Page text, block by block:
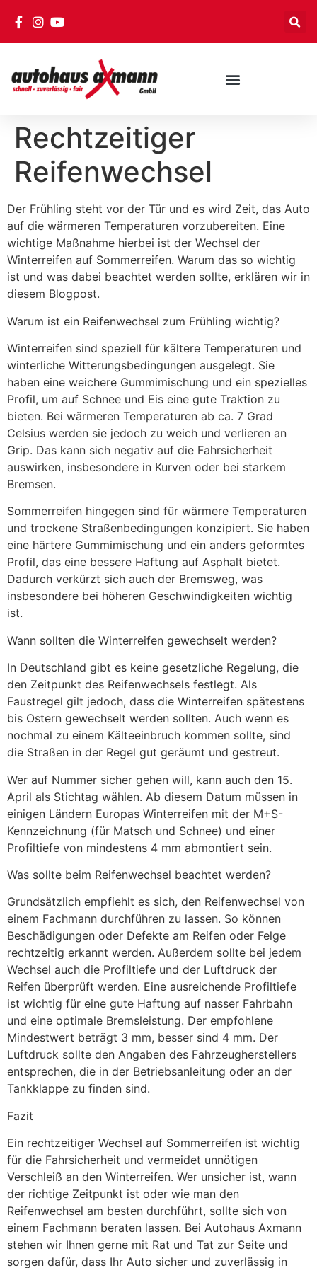
Rechtzeitiger
Reifenwechsel
Der Frühling steht vor der Tür und es wird Zeit, das Auto
auf die wärmeren Temperaturen vorzubereiten. Eine
wichtige Maßnahme hierbei ist der Wechsel der
Winterreifen auf Sommerreifen. Warum das so wichtig
ist und was dabei beachtet werden sollte, erklären wir in
diesem Blogpost.
Warum ist ein Reifenwechsel zum Frühling wichtig?
Winterreifen sind speziell für kältere Temperaturen und
winterliche Witterungsbedingungen ausgelegt. Sie
haben eine weichere Gummimischung und ein spezielles
Profil, um auf Schnee und Eis eine gute Traktion zu
bieten. Bei wärmeren Temperaturen ab ca. 7 Grad
Celsius werden sie jedoch zu weich und verlieren an
Grip. Das kann sich negativ auf die Fahrsicherheit
auswirken, insbesondere in Kurven oder bei starkem
Bremsen.
Sommerreifen hingegen sind für wärmere Temperaturen
und trockene Straßenbedingungen konzipiert. Sie haben
eine härtere Gummimischung und ein anders geformtes
Profil, das eine bessere Haftung auf Asphalt bietet.
Dadurch verkürzt sich auch der Bremsweg, was
insbesondere bei höheren Geschwindigkeiten wichtig
ist.
Wann sollten die Winterreifen gewechselt werden?
In Deutschland gibt es keine gesetzliche Regelung, die
den Zeitpunkt des Reifenwechsels festlegt. Als
Faustregel gilt jedoch, dass die Winterreifen spätestens
bis Ostern gewechselt werden sollten. Auch wenn es
nochmal zu einem Kälteeinbruch kommen sollte, sind
die Straßen in der Regel gut geräumt und gestreut.
Wer auf Nummer sicher gehen will, kann auch den 15.
April als Stichtag wählen. Ab diesem Datum müssen in
einigen Ländern Europas Winterreifen mit der M+S-
Kennzeichnung (für Matsch und Schnee) und einer
Profiltiefe von mindestens 4 mm abmontiert sein.
Was sollte beim Reifenwechsel beachtet werden?
Grundsätzlich empfiehlt es sich, den Reifenwechsel von
einem Fachmann durchführen zu lassen. So können
Beschädigungen oder Defekte am Reifen oder Felge
rechtzeitig erkannt werden. Außerdem sollte bei jedem
Wechsel auch die Profiltiefe und der Luftdruck der
Reifen überprüft werden. Eine ausreichende Profiltiefe
ist wichtig für eine gute Haftung auf nasser Fahrbahn
und eine optimale Bremsleistung. Der empfohlene
Mindestwert beträgt 3 mm, besser sind 4 mm. Der
Luftdruck sollte den Angaben des Fahrzeugherstellers
entsprechen, die in der Betriebsanleitung oder an der
Tankklappe zu finden sind.
Fazit
Ein rechtzeitiger Wechsel auf Sommerreifen ist wichtig
für die Fahrsicherheit und vermeidet unnötigen
Verschleiß an den Winterreifen. Wer unsicher ist, wann
der richtige Zeitpunkt ist oder wie man den
Reifenwechsel am besten durchführt, sollte sich von
einem Fachmann beraten lassen. Bei Autohaus Axmann
stehen wir Ihnen gerne mit Rat und Tat zur Seite und
sorgen dafür, dass Ihr Auto sicher und zuverlässig in